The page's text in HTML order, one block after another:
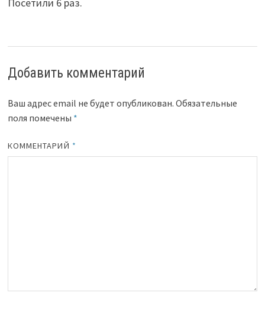
Посетили 6 раз.
Добавить комментарий
Ваш адрес email не будет опубликован. Обязательные
поля помечены *
КОММЕНТАРИЙ *